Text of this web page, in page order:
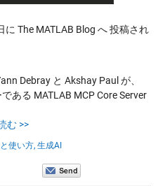
The MATLAB Blog へ 投稿され
Debray と Akshay Paul が、
ある MATLAB MCP Core Server
む >>
使い方, 生成AI